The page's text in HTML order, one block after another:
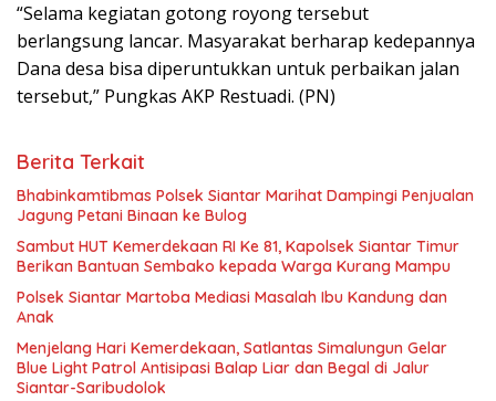
“Selama kegiatan gotong royong tersebut
berlangsung lancar. Masyarakat berharap kedepannya
Dana desa bisa diperuntukkan untuk perbaikan jalan
tersebut,” Pungkas AKP Restuadi. (PN)
Berita Terkait
Bhabinkamtibmas Polsek Siantar Marihat Dampingi Penjualan
Jagung Petani Binaan ke Bulog
Sambut HUT Kemerdekaan RI Ke 81, Kapolsek Siantar Timur
Berikan Bantuan Sembako kepada Warga Kurang Mampu
Polsek Siantar Martoba Mediasi Masalah Ibu Kandung dan
Anak
Menjelang Hari Kemerdekaan, Satlantas Simalungun Gelar
Blue Light Patrol Antisipasi Balap Liar dan Begal di Jalur
Siantar-Saribudolok